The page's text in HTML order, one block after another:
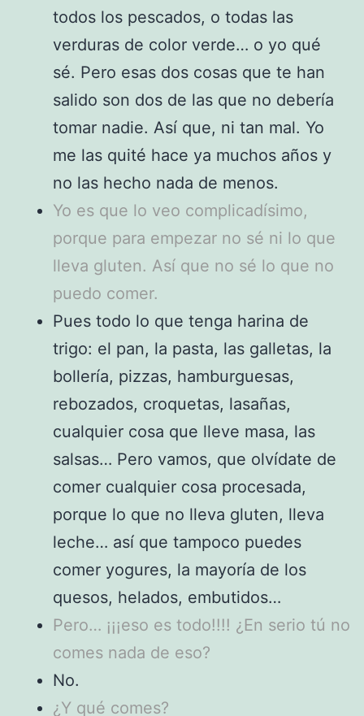
todos los pescados, o todas las
verduras de color verde… o yo qué
sé. Pero esas dos cosas que te han
salido son dos de las que no debería
tomar nadie. Así que, ni tan mal. Yo
me las quité hace ya muchos años y
no las hecho nada de menos.
Yo es que lo veo complicadísimo,
porque para empezar no sé ni lo que
lleva gluten. Así que no sé lo que no
puedo comer.
Pues todo lo que tenga harina de
trigo: el pan, la pasta, las galletas, la
bollería, pizzas, hamburguesas,
rebozados, croquetas, lasañas,
cualquier cosa que lleve masa, las
salsas… Pero vamos, que olvídate de
comer cualquier cosa procesada,
porque lo que no lleva gluten, lleva
leche… así que tampoco puedes
comer yogures, la mayoría de los
quesos, helados, embutidos…
Pero… ¡¡¡eso es todo!!!! ¿En serio tú no
comes nada de eso?
No.
¿Y qué comes?